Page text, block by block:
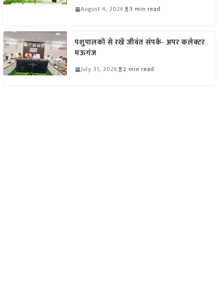
August 4, 2026 3 min read
पशुपालकों से रखें जीवंत संपर्क- अपर कलेक्टर
मऊगंज
July 31, 2026 2 min read